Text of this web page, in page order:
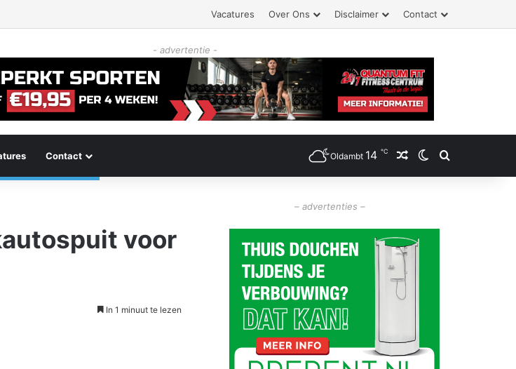
Vacatures Over Ons Disclaimer Contact
- advertentie -
Contact Oldambt 14 ℃ Willekeurig artikel
Switch skin
Zoeken
voor
In 1 minuut te lezen
– advertenties –